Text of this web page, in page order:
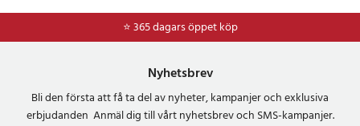
⭐ 365 dagars öppet köp
⭐Frakt 49kr *
Nyhetsbrev
Bli den första att få ta del av nyheter, kampanjer och exklusiva
erbjudanden Anmäl dig till vårt nyhetsbrev och SMS-kampanjer.